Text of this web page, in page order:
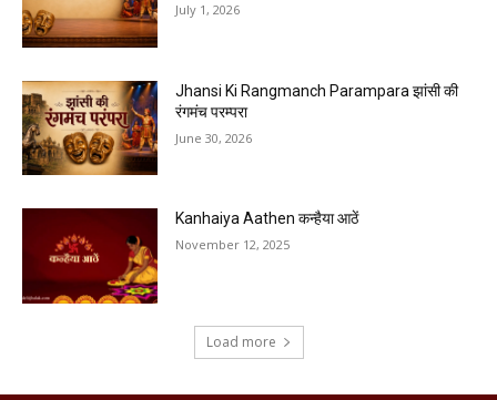
July 1, 2026
Jhansi Ki Rangmanch Parampara झांसी की
रंगमंच परम्परा
June 30, 2026
Kanhaiya Aathen कन्हैया आठें
November 12, 2025
Load more